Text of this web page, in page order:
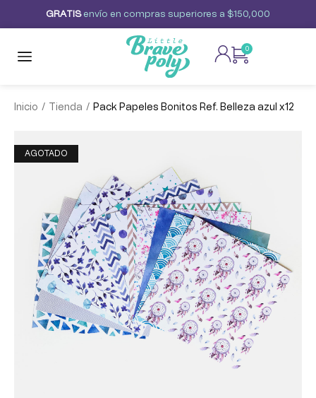
GRAT S envío en compras superiores a $150,000
0
Inicio / Tienda / Pack Papeles Bonitos Ref. Belleza azul x12
AGOTADO